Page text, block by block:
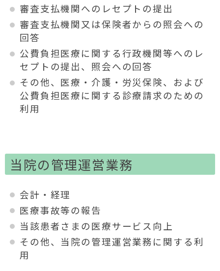
審査支払機関へのレセプトの提出
審査支払機関又は保険者からの照会への
回答
公費負担医療に関する行政機関等へのレ
セプトの提出、照会への回答
その他、医療・介護・労災保険、および
公費負担医療に関する診療請求のための
利用
当院の管理運営業務
会計・経理
医療事故等の報告
当該患者さまの医療サービス向上
その他、当院の管理運営業務に関する利
用